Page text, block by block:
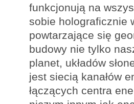
funkcjonują na
sobie holograficznie
powtarzające się
budowy nie tylko
planet, układów
jest siecią kanałów
łączących centra